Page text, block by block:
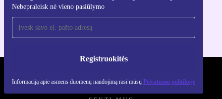
Nebepraleisk nė vieno pasiūlymo
Registruokitės
Informaciją apie asmens duomenų naudojimą rasi mūsų Privatumo politikoje
Skirta iOS ir Android